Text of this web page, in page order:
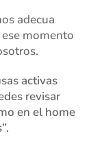
adecua
momento
activas
revisar
en el home